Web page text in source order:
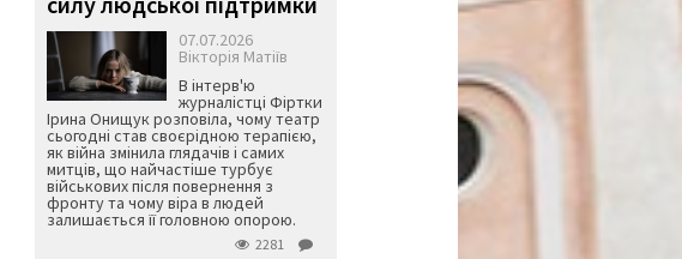
07.07.2026
Вікторія Матіїв
В інтерв'ю
журналістці Фіртки
Ірина Онищук розповіла, чому театр
сьогодні став своєрідною терапією,
як війна змінила глядачів і самих
митців, що найчастіше турбує
військових після повернення з
фронту та чому віра в людей
залишається її головною опорою.
2281